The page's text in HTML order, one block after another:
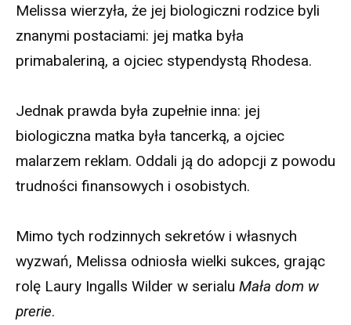
Melissa wierzyła, że jej biologiczni rodzice byli
znanymi postaciami: jej matka była
primabaleriną, a ojciec stypendystą Rhodesa.
Jednak prawda była zupełnie inna: jej
biologiczna matka była tancerką, a ojciec
malarzem reklam. Oddali ją do adopcji z powodu
trudności finansowych i osobistych.
Mimo tych rodzinnych sekretów i własnych
wyzwań, Melissa odniosła wielki sukces, grając
rolę Laury Ingalls Wilder w serialu Mała dom w
prerie.